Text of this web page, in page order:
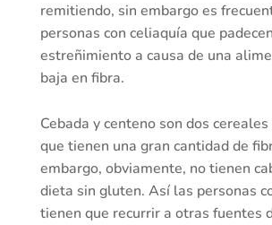
remitiendo, sin embargo es
personas con celiaquía que
estreñimiento a causa de una
baja en fibra.
Cebada y centeno son dos
que tienen una gran cantidad de
embargo, obviamente, no tienen
dieta sin gluten. Así las personas
tienen que recurrir a otras fuentes